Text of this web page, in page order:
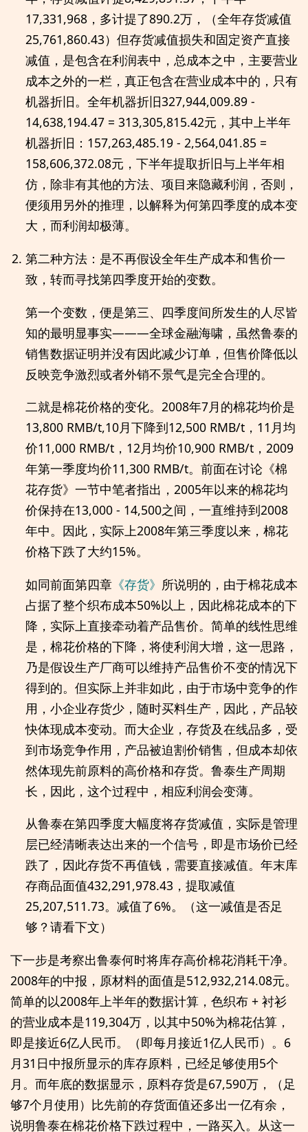
17,331,968，多计提了890.2万，（全年存货减值
25,761,860.43）但存货减值损失和固定资产直接
减值，是包含在利润表中，总成本之中，主要营业
成本之外的一栏，真正包含在营业成本中的，只有
机器折旧。全年机器折旧327,944,009.89 -
14,638,194.47 = 313,305,815.42元，其中上半年
机器折旧：157,263,485.19 - 2,564,041.85 =
158,606,372.08元，下半年提取折旧与上半年相
仿，除非有其他的方法、项目来隐藏利润，否则，
便须用另外的推理，以解释为何第四季度的成本变
大，而利润却极薄。
第二种方法：是不再假设全年生产成本和售价一
致，转而寻找第四季度开始的变数。
第一个变数，便是第三、四季度间所发生的人尽皆
知的最明显事实———全球金融海啸，虽然鲁泰的
销售数据证明并没有因此减少订单，但售价降低以
反映竞争激烈或者外销不景气是完全合理的。
二就是棉花价格的变化。2008年7月的棉花均价是
13,800 RMB/t,10月下降到12,500 RMB/t，11月均
价11,000 RMB/t，12月均价10,900 RMB/t，2009
年第一季度均价11,300 RMB/t。前面在讨论《棉
花存货》一节中笔者指出，2005年以来的棉花均
价保持在13,000 - 14,500之间，一直维持到2008
年中。因此，实际上2008年第三季度以来，棉花
价格下跌了大约15%。
如同前面第四章 《存货》 所说明的，由于棉花成本
占据了整个织布成本50%以上，因此棉花成本的下
降，实际上直接牵动着产品售价。简单的线性思维
是，棉花价格的下降，将使利润大增，这一思路，
乃是假设生产厂商可以维持产品售价不变的情况下
得到的。但实际上并非如此，由于市场中竞争的作
用，小企业存货少，随时买料生产，因此，产品较
快体现成本变动。而大企业，存货及在线品多，受
到市场竞争作用，产品被迫割价销售，但成本却依
然体现先前原料的高价格和存货。鲁泰生产周期
长，因此，这个过程中，相应利润会变薄。
从鲁泰在第四季度大幅度将存货减值，实际是管理
层已经清晰表达出来的一个信号，即是市场价已经
跌了，因此存货不再值钱，需要直接减值。年末库
存商品面值432,291,978.43，提取减值
25,207,511.73。减值了6%。（这一减值是否足
够？请看下文）
下一步是考察出鲁泰何时将库存高价棉花消耗干净。
2008年的中报，原材料的面值是512,932,214.08元。
简单的以2008年上半年的数据计算，色织布 + 衬衫
的营业成本是119,304万，以其中50%为棉花估算，
即是接近6亿人民币。（即每月接近1亿人民币）。6
月31日中报所显示的库存原料，已经足够使用5个
月。而年底的数据显示，原料存货是67,590万，（足
够7个月使用）比先前的存货面值还多出一亿有余，
说明鲁泰在棉花价格下跌过程中，一路买入。从这一